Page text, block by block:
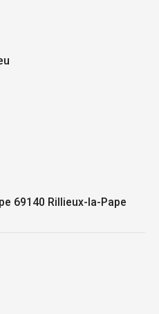
69140 Rillieux-la-Pape